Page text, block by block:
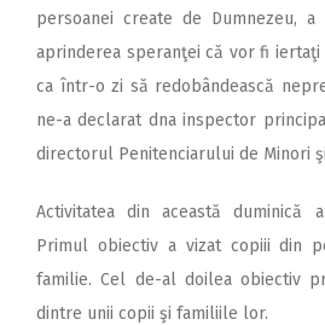
persoanei create de Dumnezeu,
aprinderea speranţei că vor fi iertaţi
ca într-o zi să redobândească
ne-a declarat dna inspector
directorul Penitenciarului de Minori
Activitatea din această duminică
Primul obiectiv a vizat copiii din
familie. Cel de-al doilea obiectiv
dintre unii copii şi familiile lor.